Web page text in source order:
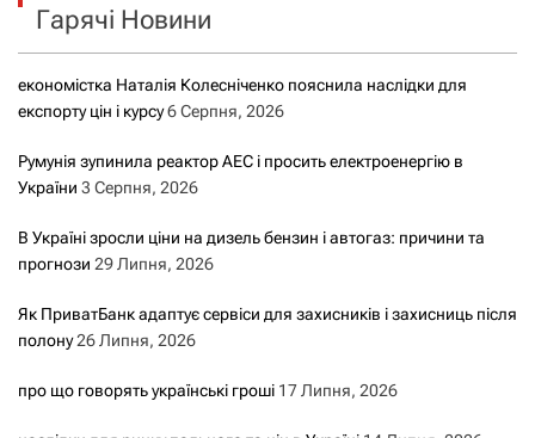
Гарячі Новини
економістка Наталія Колесніченко пояснила наслідки для
експорту цін і курсу6 Серпня, 2026
Румунія зупинила реактор АЕС і просить електроенергію в
України 3 Серпня, 2026
В Україні зросли ціни на дизель бензин і автогаз: причини та
прогнози 29 Липня, 2026
Як ПриватБанк адаптує сервіси для захисників і захисниць після
полону26 Липня, 2026
про що говорять українські гроші 17 Липня, 2026